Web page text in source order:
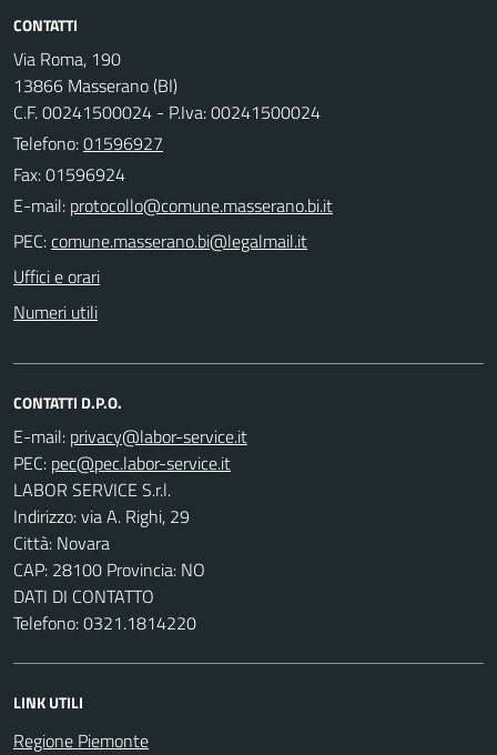
CONTATTI
Via Roma, 190
13866 Masserano (BI)
C.F. 00241500024 - P.Iva: 00241500024
Telefono:01596927
Fax: 01596924
E-mail:
PEC:
Uffici e orari
Numeri utili
CONTATTI D.P.O.
E-mail:
PEC:
LABOR SERVICE S.r.l.
Indirizzo: via A. Righi, 29
Città: Novara
CAP: 28100 Provincia: NO
DATI DI CONTATTO
Telefono: 0321.1814220
LINK UTILI
Regione Piemonte